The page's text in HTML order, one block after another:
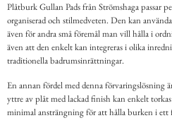
Plåtburk Gullan Pads från Strömshaga passar
organiserad och stilmedveten. Den kan
även för andra små föremål man vill hålla i
även att den enkelt kan integreras i olika
traditionella badrumsinrättningar.
En annan fördel med denna förvaringslösning
yttre av plåt med lackad finish kan enkelt
minimal ansträngning för att hålla burken i ett